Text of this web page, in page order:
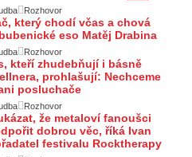
Rozhovor
který chodí včas a chová
eso Matěj Drabina
Rozhovor
kteří zhudebňují i básně
prohlašují: Nechceme
posluchače
Rozhovor
že metaloví fanoušci
dobrou věc, říká Ivan
festivalu Rocktherapy